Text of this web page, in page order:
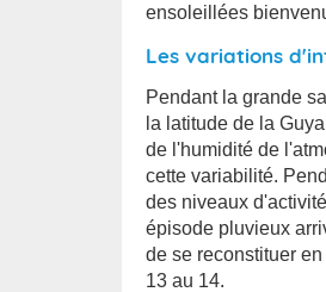
ensoleillées
Les variations
Pendant la grande
la latitude de la
de l'humidité de
cette variabilité.
des niveaux
épisode pluvieux
de se reconstituer
13 au 14.